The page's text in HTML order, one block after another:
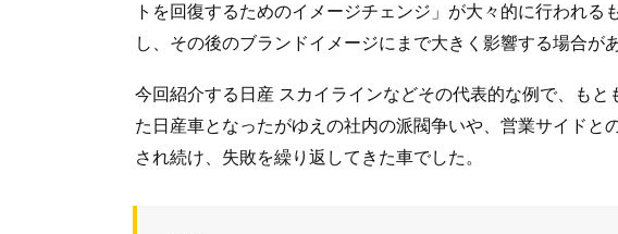
トを回復するためのイメージチェンジ」が大々的に行われる
し、その後のブランドイメージにまで大きく影響する場合が
今回紹介する日産 スカイラインなどその代表的な例で、も
た日産車となったがゆえの社内の派閥争いや、営業サイドと
され続け、失敗を繰り返してきた車でした。